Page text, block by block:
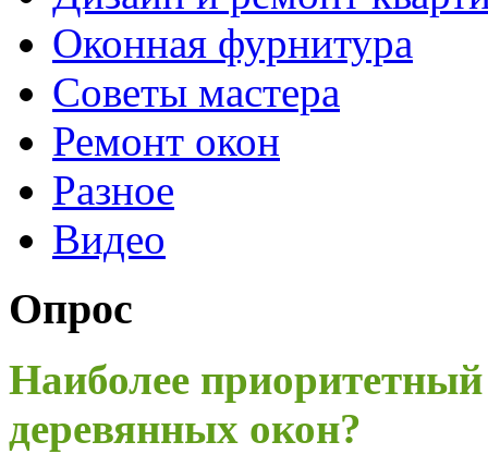
Оконная фурнитура
Советы мастера
Ремонт окон
Разное
Видео
Опрос
Наиболее
деревянных окон?